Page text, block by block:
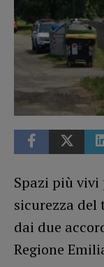
Spazi più
sicurezza
dai due
Regione